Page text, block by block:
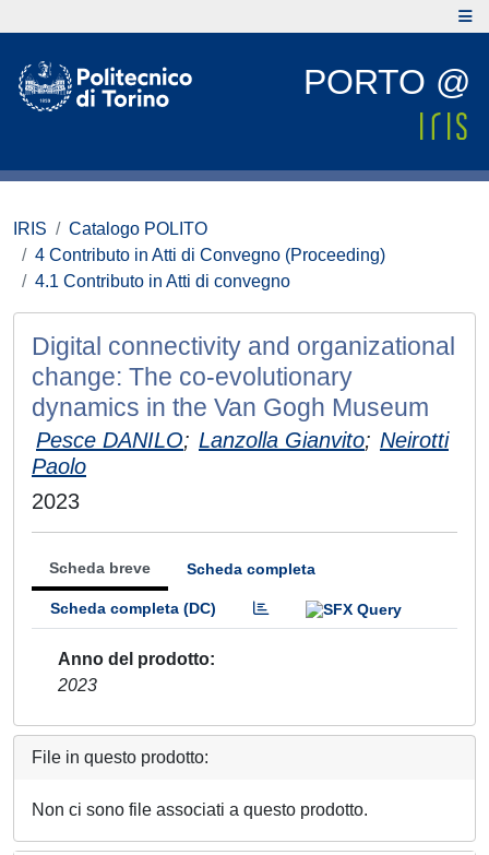
PORTO @
IRIS
Catalogo POLITO
4 Contributo in Atti di Convegno (Proceeding)
4.1 Contributo in Atti di convegno
Digital connectivity and organizational
change: The co-evolutionary
dynamics in the Van Gogh Museum
Pesce DANILO; Lanzolla Gianvito; Neirotti
Paolo
2023
Scheda breve Scheda completa
Scheda completa (DC)
Anno del prodotto
2023
File in questo prodotto:
Non ci sono file associati a questo prodotto.